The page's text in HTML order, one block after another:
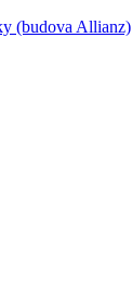
(budova Allianz)